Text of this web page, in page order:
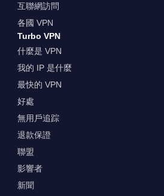
互聯網訪問
各國 VPN
Turbo VPN
什麼是 VPN
我的 IP 是什麼
最快的 VPN
好處
無用戶追踪
退款保證
聯盟
影響者
新聞